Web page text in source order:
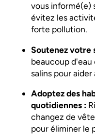
vous informé(e)
évitez les
forte pollution.
Soutenez votre
beaucoup d'eau
salins pour
Adoptez des
quotidiennes :
changez de
pour éliminer le